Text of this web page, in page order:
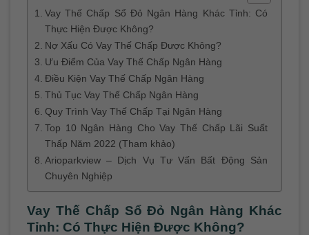
Vay Thế Chấp Sổ Đỏ Ngân Hàng Khác Tỉnh: Có
Thực Hiện Được Không?
Nợ Xấu Có Vay Thế Chấp Được Không?
Ưu Điểm Của Vay Thế Chấp Ngân Hàng
Điều Kiện Vay Thế Chấp Ngân Hàng
Thủ Tục Vay Thế Chấp Ngân Hàng
Quy Trình Vay Thế Chấp Tại Ngân Hàng
Top 10 Ngân Hàng Cho Vay Thế Chấp Lãi Suất
Thấp Năm 2022 (Tham khảo)
Arioparkview – Dịch Vụ Tư Vấn Bất Động Sản
Chuyên Nghiệp
Vay Thế Chấp Sổ Đỏ Ngân Hàng Khác
Tỉnh: Có Thực Hiện Được Không?